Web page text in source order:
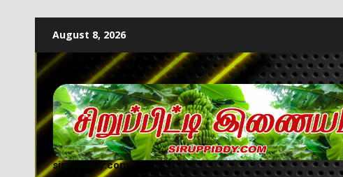
August 8, 2026
siruppiddy.com